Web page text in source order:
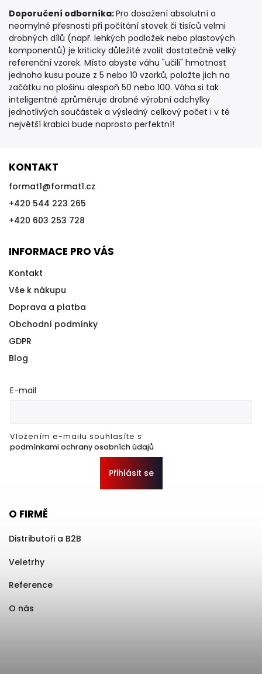
Doporučení odborníka:Pro dosažení absolutní a
neomylné přesnosti při počítání stovek či tisíců velmi
drobných dílů (např. lehkých podložek nebo plastových
komponentů) je kriticky důležité zvolit dostatečně velký
referenční vzorek. Místo abyste váhu "učili" hmotnost
jednoho kusu pouze z 5 nebo 10 vzorků, položte jich na
začátku na plošinu alespoň 50 nebo 100. Váha si tak
inteligentně zprůměruje drobné výrobní odchylky
jednotlivých součástek a výsledný celkový počet i v té
největší krabici bude naprosto perfektní!
KONTAKT
format1@format1.cz
+420 544 223 265
+420 603 253 728
INFORMACE PRO VÁS
Kontakt
Vše k nákupu
Doprava a platba
Obchodní podmínky
GDPR
Blog
E-mail
Vložením e-mailu souhlasíte s
podmínkami ochrany osobních údajů
Přihlásit se
O FIRMĚ
Distributoři a B2B
Veletrhy
Reference
O nás